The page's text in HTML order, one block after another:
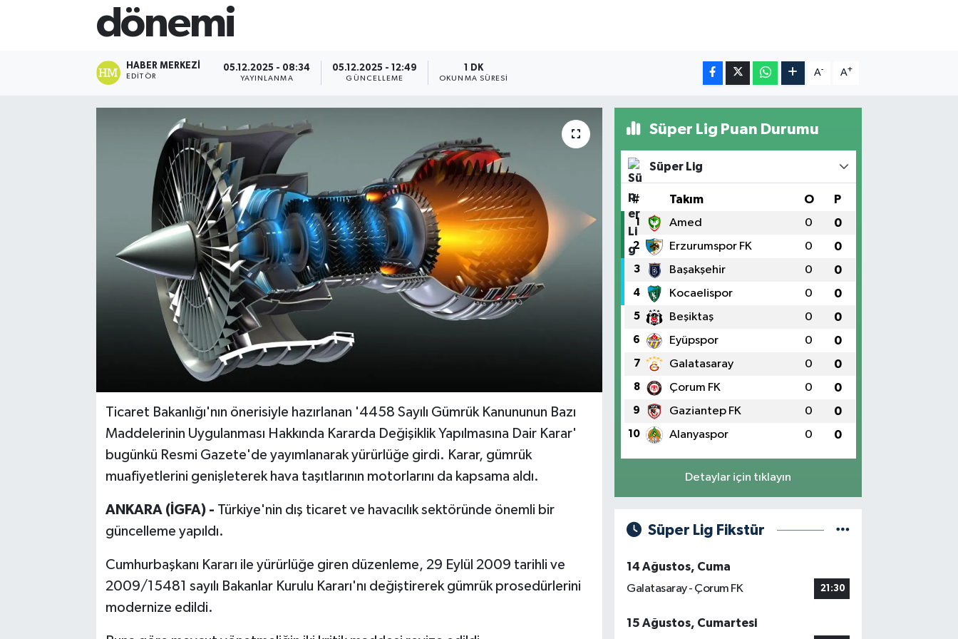
dönemi
HABER MERKEZI
EDITÖR
05.12.2025 - 08:34
YAYINLANMA
05.12.2025 - 12:49
GÜNCELLEME
1 DK
OKUNMA SÜRESI
A- A+
Ticaret Bakanlığı'nın önerisiyle hazırlanan '4458 Sayılı Gümrük Kanununun Bazı
Maddelerinin Uygulanması Hakkında Kararda Değişiklik Yapılmasına Dair Karar'
bugünkü Resmi Gazete'de yayımlanarak yürürlüğe girdi. Karar, gümrük
muafiyetlerini genişleterek hava taşıtlarının motorlarını da kapsama aldı.
ANKARA (İGFA) - Türkiye'nin dış ticaret ve havacılık sektöründe önemli bir
güncelleme yapıldı.
Cumhurbaşkanı Kararı ile yürürlüğe giren düzenleme, 29 Eylül 2009 tarihli ve
2009/15481 sayılı Bakanlar Kurulu Kararı'nı değiştirerek gümrük prosedürlerini
modernize edildi.
Süper Lig Puan Durumu
Süper Lig
# Takım O P
1 Amed 0 0
2 Erzurumspor FK 0 0
3 Başakşehir 0 0
4 Kocaelispor 0 0
5 Beşiktaş 0 0
6 Eyüpspor 0 0
7 Galatasaray 0 0
8 Çorum FK 0 0
9 Gaziantep FK 0 0
10 Alanyaspor 0 0
Detaylar için tıklayın
Süper Lig Fikstür
14 Ağustos, Cuma
Galatasaray - Çorum FK
21:30
15 Ağustos, Cumartesi